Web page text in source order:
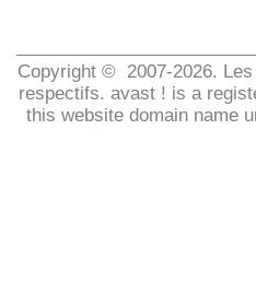
Copyright © 2007-2026.
respectifs. avast ! is a
this website domain name